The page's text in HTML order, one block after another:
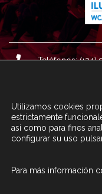
Teléfonos: (+34)
Correo :
Utilizamos cookies
estrictamente
así como para fines
configurar su uso
Para más información